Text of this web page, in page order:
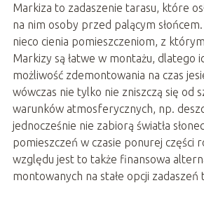
Markiza to zadaszenie tarasu, które
na nim osoby przed palącym
nieco cienia pomieszczeniom, z
Markizy są łatwe w montażu, dlatego
możliwość zdemontowania na czas
wówczas nie tylko nie zniszczą się od
warunków atmosferycznych, np.
jednocześnie nie zabiorą światła
pomieszczeń w czasie ponurej części
względu jest to także finansowa
montowanych na stałe opcji zadaszeń